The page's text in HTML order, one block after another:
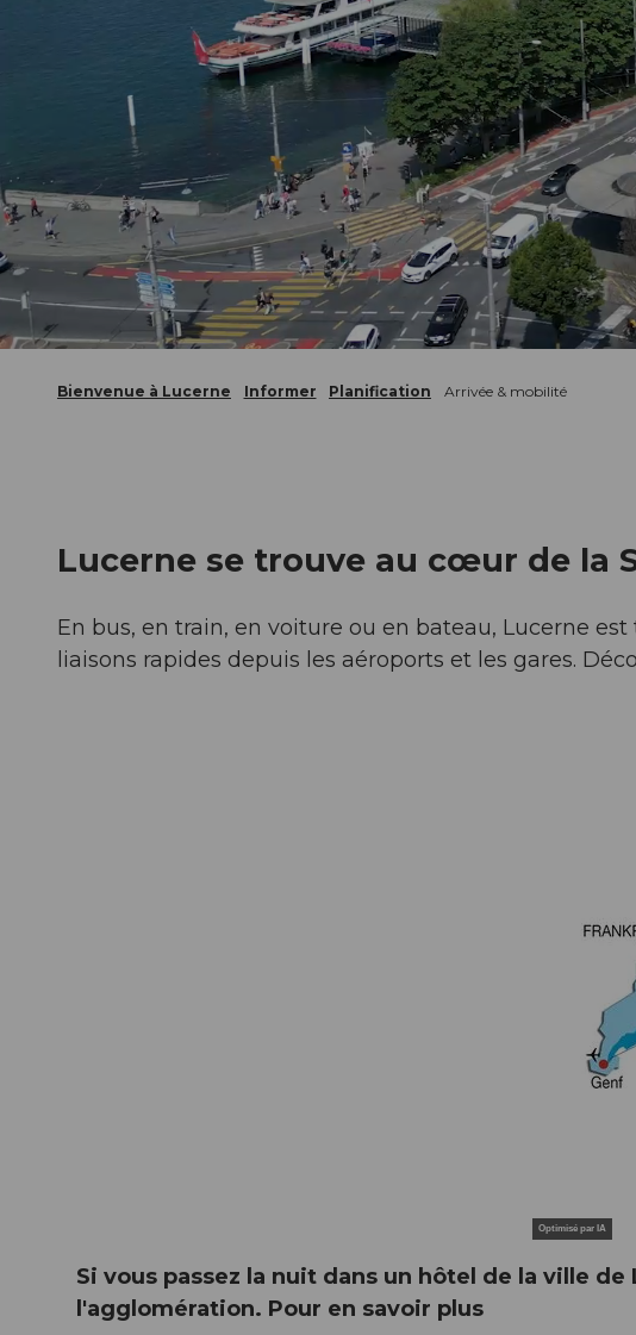
Bienvenue à Lucerne Informer Planification Arrivée & mobilité
Lucerne se trouve au cœur de la
En bus, en train, en voiture ou en bateau, Lucerne
liaisons rapides depuis les aéroports et les gares.
Optimisé par IA
Si vous passez la nuit dans un hôtel de la ville
l'agglomération. Pour en savoir plus